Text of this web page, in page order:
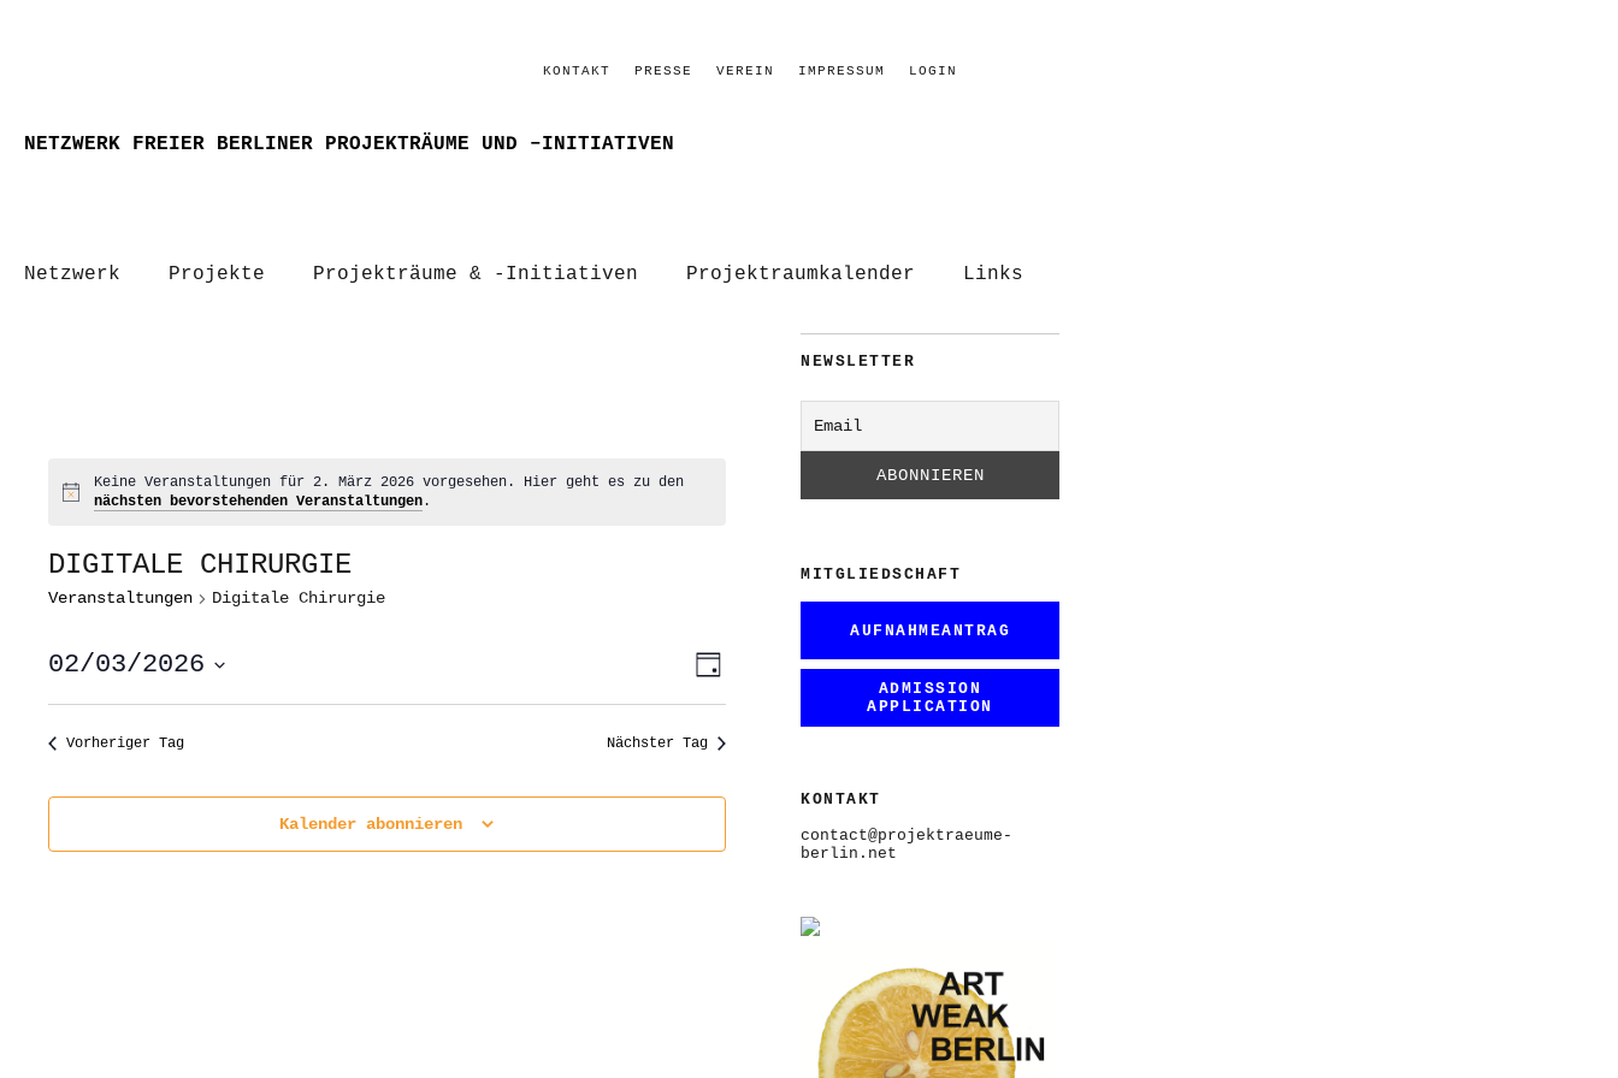
KONTAKT PRESSE VEREIN IMPRESSUM LOGIN
NETZWERK FREIER BERLINER PROJEKTRÄUME UND –INITIATIVEN
Netzwerk Projekte Projekträume & -Initiativen Projektraumkalender Links
Hinweis
Keine Veranstaltungen für 2. März 2026 vorgesehen. Hier geht es zu den
nächsten bevorstehenden Veranstaltungen .
DIGITALE CHIRURGIE
Veranstaltungen Digitale Chirurgie
ANSICHTEN-
NAVIGATION
VERANSTALTUNG
ANSICHTEN-
Tag
02/03/2026
wählen.
Vorheriger Tag Nächster Tag
Kalender abonnieren
NEWSLETTER
MITGLIEDSCHAFT
AUFNAHMEANTRAG
ADMISSION
APPLICATION
KONTAKT
contact@projektraeume-
berlin.net